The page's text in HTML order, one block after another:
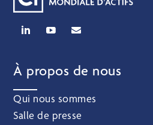
À propos de nous
Qui nous sommes
Salle de presse